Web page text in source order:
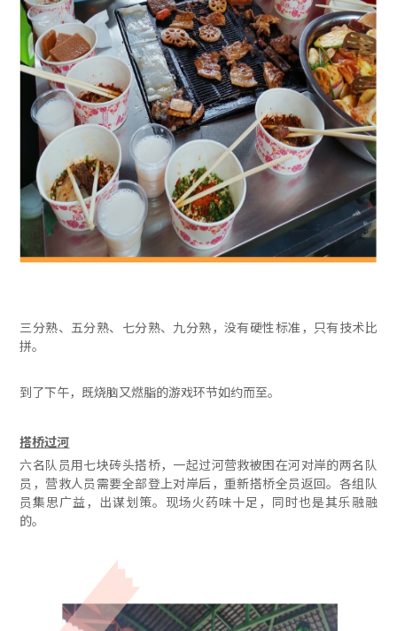
三分熟、五分熟、七分熟、九分熟，没有硬性标准，只有技术比
拼。
到了下午，既烧脑又燃脂的游戏环节如约而至。
搭桥过河
六名队员用七块砖头搭桥，一起过河营救被困在河对岸的两名队
员，营救人员需要全部登上对岸后，重新搭桥全员返回。各组队
员集思广益，出谋划策。现场火药味十足，同时也是其乐融融
的。